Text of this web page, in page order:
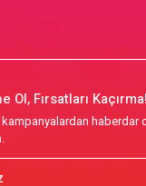
Fırsatları Kaçırma!
kampanyalardan